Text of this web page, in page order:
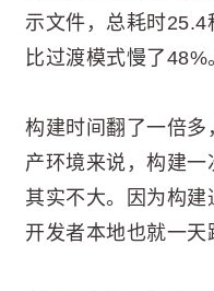
示文件，总耗时25.4
比过渡模式慢了48%
构建时间翻了一倍
产环境来说，构建一
其实不大。因为构建
开发者本地也就一天